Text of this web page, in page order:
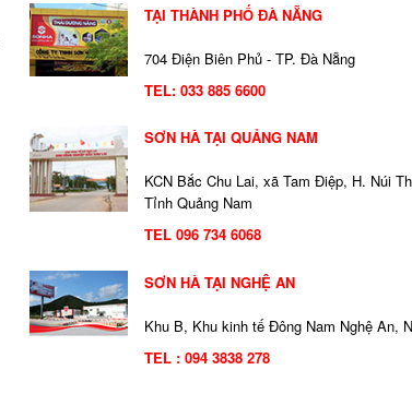
TẠI THÀNH PHỐ ĐÀ NẴNG
704 Điện Biên Phủ - TP. Đà Nẵng
TEL: 033 885 6600
SƠN HÀ TẠI QUẢNG NAM
KCN Bắc Chu Lai, xã Tam Điệp, H. Núi
Tỉnh Quảng Nam
TEL 096 734 6068
SƠN HÀ TẠI NGHỆ AN
Khu B, Khu kinh tế Đông Nam Nghệ An,
TEL : 094 3838 278